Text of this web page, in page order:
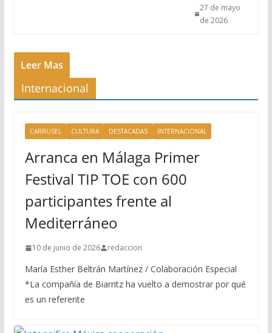
27 de mayo
de 2026
Leer Mas
Internacional
CARRUSEL CULTURA DESTACADAS INTERNACIONAL
Arranca en Málaga Primer
Festival TIP TOE con 600
participantes frente al
Mediterráneo
10 de junio de 2026 redaccion
María Esther Beltrán Martínez / Colaboración Especial
*La compañía de Biarritz ha vuelto a demostrar por qué
es un referente